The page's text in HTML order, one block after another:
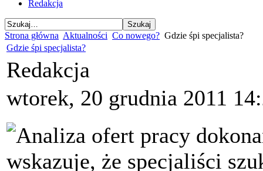
Redakcja
Strona główna Aktualności Co nowego? Gdzie śpi specjalista?
Gdzie śpi specjalista?
Redakcja
wtorek, 20 grudnia 2011
Analiza ofert pracy
wskazuje, że specjaliści